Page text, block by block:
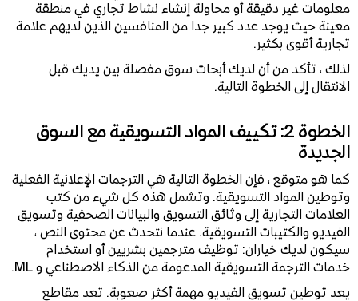
معلومات غير دقيقة أو محاولة إنشاء نشاط تجاري في منطقة
معينة حيث يوجد عدد كبير جدا من المنافسين الذين لديهم علامة
تجارية أقوى بكثير.
لذلك ، تأكد من أن لديك أبحاث سوق مفصلة بين يديك قبل
الانتقال إلى الخطوة التالية.
الخطوة 2: تكييف المواد التسويقية مع السوق
الجديدة
كما هو متوقع ، فإن الخطوة التالية هي الترجمات الإعلانية الفعلية
وتوطين المواد التسويقية. وتشمل هذه كل شيء من كتب
العلامات التجارية إلى وثائق التسويق والبيانات الصحفية وتسويق
الفيديو والكتيبات التسويقية. عندما نتحدث عن محتوى النص ،
سيكون لديك خياران: توظيف مترجمين بشريين أو استخدام
خدمات الترجمة التسويقية المدعومة من الذكاء الاصطناعي و ML.
يعد توطين تسويق الفيديو مهمة أكثر صعوبة. تعد مقاطع